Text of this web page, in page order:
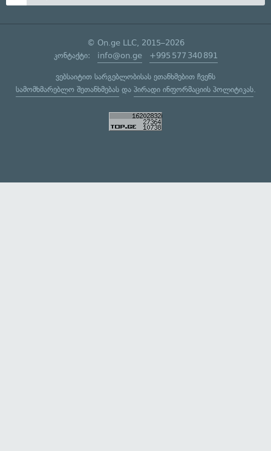
© On.ge LLC, 2015–2026
კონტაქტი: info@on.ge +995 577 340 891
ვებსაიტით სარგებლობისას ეთანხმებით ჩვენს
სამომხმარებლო შეთანხმებასდა პირადი ინფორმაციის პოლიტიკას.